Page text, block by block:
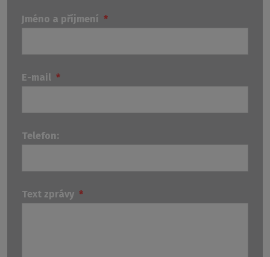
Jméno a příjmení *
E-mail *
Telefon:
Text zprávy *